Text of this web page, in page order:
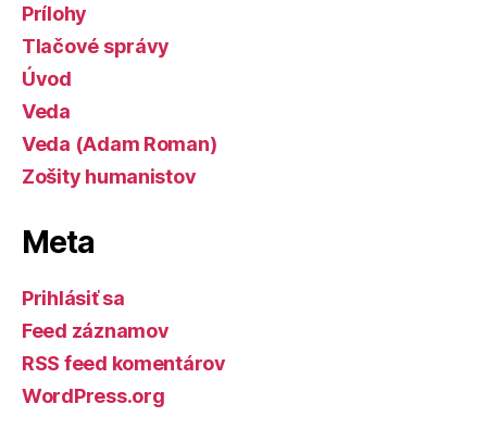
Prílohy
Tlačové správy
Úvod
Veda
Veda (Adam Roman)
Zošity humanistov
Meta
Prihlásiť sa
Feed záznamov
RSS feed komentárov
WordPress.org